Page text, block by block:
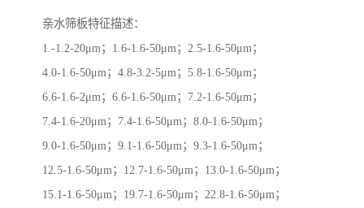
亲水筛板特征描述：
1.-1.2-20μm；1.6-1.6-50μm；2.5-1.6-50μm；
4.0-1.6-50μm；4.8-3.2-5μm；5.8-1.6-50μm；
6.6-1.6-2μm；6.6-1.6-50μm；7.2-1.6-50μm；
7.4-1.6-20μm；7.4-1.6-50μm；8.0-1.6-50μm；
9.0-1.6-50μm；9.1-1.6-50μm；9.3-1.6-50μm；
12.5-1.6-50μm；12.7-1.6-50μm；13.0-1.6-50μm；
15.1-1.6-50μm；19.7-1.6-50μm；22.8-1.6-50μm；